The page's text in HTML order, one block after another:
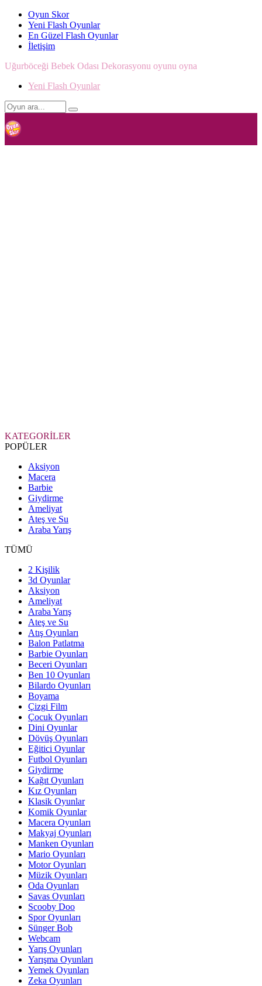
Oyun Skor
Yeni Flash Oyunlar
En Güzel Flash Oyunlar
İletişim
Uğurböceği Bebek Odası Dekorasyonu oyunu oyna
Yeni Flash Oyunlar
KATEGORİLER
POPÜLER
Aksiyon
Macera
Barbie
Giydirme
Ameliyat
Ateş ve Su
Araba Yarış
TÜMÜ
2 Kişilik
3d Oyunlar
Aksiyon
Ameliyat
Araba Yarış
Ateş ve Su
Atış Oyunları
Balon Patlatma
Barbie Oyunları
Beceri Oyunları
Ben 10 Oyunları
Bilardo Oyunları
Boyama
Çizgi Film
Çocuk Oyunları
Dini Oyunlar
Dövüş Oyunları
Eğitici Oyunlar
Futbol Oyunları
Giydirme
Kağıt Oyunları
Kız Oyunları
Klasik Oyunlar
Komik Oyunlar
Macera Oyunları
Makyaj Oyunları
Manken Oyunları
Mario Oyunları
Motor Oyunları
Müzik Oyunları
Oda Oyunları
Savas Oyunları
Scooby Doo
Spor Oyunları
Sünger Bob
Webcam
Yarış Oyunları
Yarışma Oyunları
Yemek Oyunları
Zeka Oyunları